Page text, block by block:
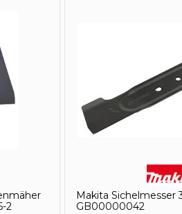
2
Makita Sichelmesser
GB00000042